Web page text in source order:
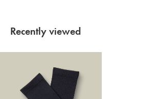
Recently viewed